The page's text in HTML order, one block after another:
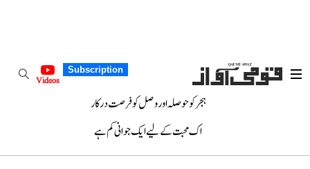
Subscription
Videos
ہجر کو حوصلہ اور وصل کو فرصت درکار
اک محبت کے لیے ایک جوانی کم ہے